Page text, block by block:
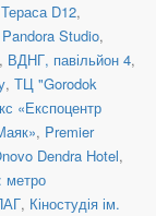
Тераса D12,
Pandora Studio,
, ВДНГ, павільйон 4,
, ТЦ "Gorodok
«Експоцентр
, Premier
Dendra Hotel,
метро
, Кіностудія ім.